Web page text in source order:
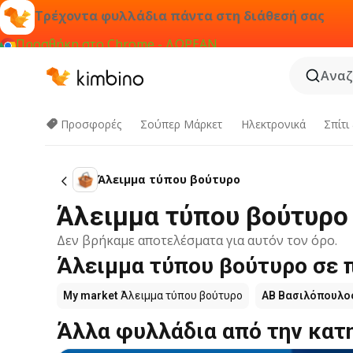
Τρέχοντα φυλλάδια πάντα στη διάθεσή σας
Προσθήκη στο Chrome - ΔΩΡΕΑΝ
Προσφορές Σούπερ Μάρκετ Hλεκτρονικά
Άλειμμα τύπου βούτυρο
Άλειμμα τύπου
Δεν βρήκαμε αποτελέσματα για αυτόν τον όρο.
Άλειμμα τύπου βούτυρο σε
My marketΆλειμμα τύπου βούτυρο ΑΒ
Άλλα φυλλάδια από την